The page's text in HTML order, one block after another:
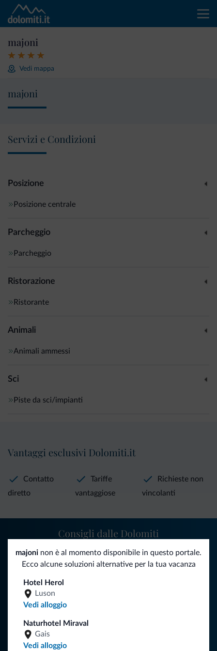
majoni
Vedi mappa
majoni
Servizi e Condizioni
Posizione
Posizione centrale
Parcheggio
Parcheggio
Ristorazione
Ristorante
Animali
Animali ammessi
Sci
Piste da sci/impianti
majoni non è al momento disponibile in questo portale.
Ecco alcune soluzioni alternative per la tua vacanza
Hotel Herol
Luson
Vedi alloggio
Naturhotel Miraval
Gais
Vedi alloggio
Vantaggi esclusivi Dolomiti.it
Contatto
diretto
Tariffe
vantaggiose
Richieste non
vincolanti
Consigli dalle Dolomiti
Riceverai informazioni, offerte esclusive e news per la tua
vacanza nelle Dolomiti.
ISCRIVITI ALLA NEWSLETTER